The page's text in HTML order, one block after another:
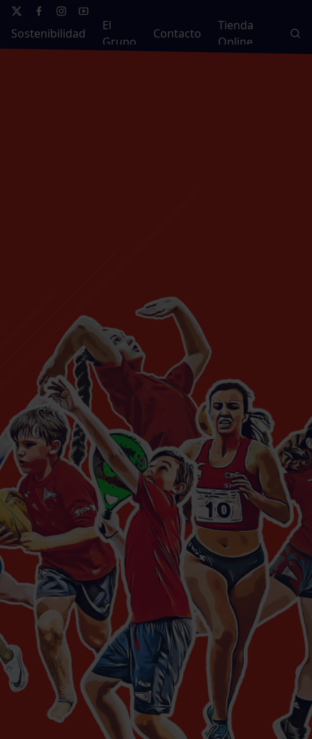
Sostenibilidad
El
Grupo
Contacto
Tienda
Online